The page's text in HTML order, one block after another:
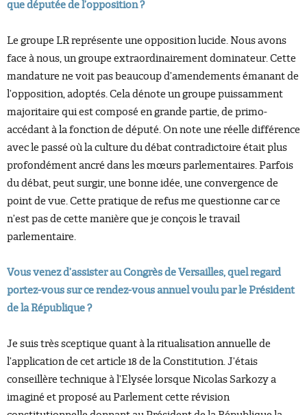
que députée de l’opposition ?
Le groupe LR représente une opposition lucide. Nous avons
face à nous, un groupe extraordinairement dominateur. Cette
mandature ne voit pas beaucoup d’amendements émanant de
l’opposition, adoptés. Cela dénote un groupe puissamment
majoritaire qui est composé en grande partie, de primo-
accédant à la fonction de député. On note une réelle différence
avec le passé où la culture du débat contradictoire était plus
profondément ancré dans les mœurs parlementaires. Parfois
du débat, peut surgir, une bonne idée, une convergence de
point de vue. Cette pratique de refus me questionne car ce
n’est pas de cette manière que je conçois le travail
parlementaire.
Vous venez d’assister au Congrès de Versailles, quel regard
portez-vous sur ce rendez-vous annuel voulu par le Président
de la République ?
Je suis très sceptique quant à la ritualisation annuelle de
l’application de cet article 18 de la Constitution. J’étais
conseillère technique à l’Elysée lorsque Nicolas Sarkozy a
imaginé et proposé au Parlement cette révision